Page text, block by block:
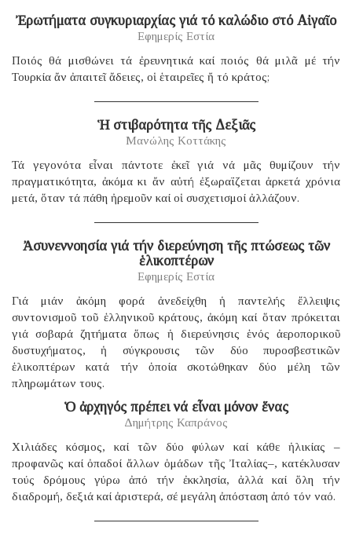
Ἐρωτήματα συγκυριαρχίας γιά τό καλώδιο στό Αἰγαῖο
Εφημερίς Εστία
Ποιός θά μισθώνει τά ἐρευνητικά καί ποιός θά μιλᾶ μέ τήν
Τουρκία ἄν ἀπαιτεῖ ἄδειες, οἱ ἑταιρεῖες ἤ τό κράτος;
Ἡ στιβαρότητα τῆς Δεξιᾶς
Μανώλης Κοττάκης
Τά γεγονότα εἶναι πάντοτε ἐκεῖ γιά νά μᾶς θυμίζουν τήν
πραγματικότητα, ἀκόμα κι ἄν αὐτή ἐξωραΐζεται ἀρκετά χρόνια
μετά, ὅταν τά πάθη ἠρεμοῦν καί οἱ συσχετισμοί ἀλλάζουν.
Ἀσυνεννοησία γιά τήν διερεύνηση τῆς πτώσεως τῶν
ἑλικοπτέρων
Εφημερίς Εστία
Γιά μιάν ἀκόμη φορά ἀνεδείχθη ἡ παντελής ἔλλειψις
συντονισμοῦ τοῦ ἑλληνικοῦ κράτους, ἀκόμη καί ὅταν πρόκειται
γιά σοβαρά ζητήματα ὅπως ἡ διερεύνησις ἑνός ἀεροπορικοῦ
δυστυχήματος, ἡ σύγκρουσις τῶν δύο πυροσβεστικῶν
ἑλικοπτέρων κατά τήν ὁποία σκοτώθηκαν δύο μέλη τῶν
πληρωμάτων τους.
Ὁ ἀρχηγός πρέπει νά εἶναι μόνον ἕνας
Δημήτρης Καπράνος
Χιλιάδες κόσμος, καί τῶν δύο φύλων καί κάθε ἡλικίας –
προφανῶς καί ὀπαδοί ἄλλων ὁμάδων τῆς Ἰταλίας–, κατέκλυσαν
τούς δρόμους γύρω ἀπό τήν ἐκκλησία, ἀλλά καί ὅλη τήν
διαδρομή, δεξιά καί ἀριστερά, σέ μεγάλη ἀπόσταση ἀπό τόν ναό.